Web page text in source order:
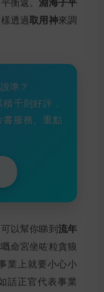
透過取用神來調
準？
千則好評，
書服務。重點
以幫你睇到流年
命宮坐咗粒貪狼
業上就要小心小
話正官代表事業